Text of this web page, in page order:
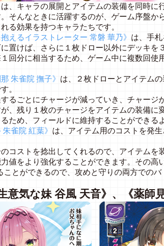
、キャラの展開とアイテムの装備を同時に
そんなときに活躍するのが、ゲーム序盤か
る効果を持つキャラたちです。
抱えるイラストレーター 常磐 華乃》 は、手
置けば、さらに１枚ドロー以外にデッキを
回分に相当するため、ゲーム中に複数回使
朱雀院 撫子》 は、２枚ドローとアイテム
。
るごとにチャージが減っていき、チャージ
、残り１枚のチャージをアイテムの装備に
ため、フィールドに維持することができる
朱雀院 紅葉》 は、アイテム用のコストを発
コストを捻出してくれるので、アイテムを
値をより強化することができます。その高
ことができるので、攻めと守りの両方でのバ
意気な妹 谷風 天音》、《薬師